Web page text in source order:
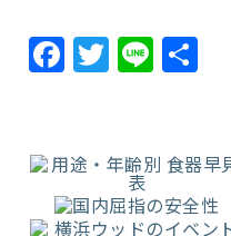
FacebookTwitterLine